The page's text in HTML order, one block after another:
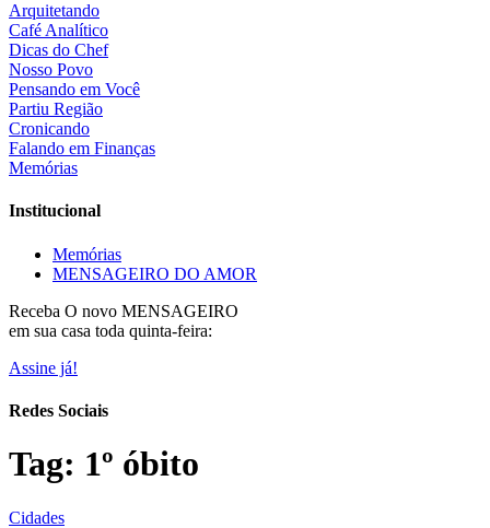
Arquitetando
Café Analítico
Dicas do Chef
Nosso Povo
Pensando em Você
Partiu Região
Cronicando
Falando em Finanças
Memórias
Institucional
Memórias
MENSAGEIRO DO AMOR
Receba O novo MENSAGEIRO
em sua casa toda quinta-feira:
Assine já!
Redes Sociais
Tag: 1º óbito
Cidades